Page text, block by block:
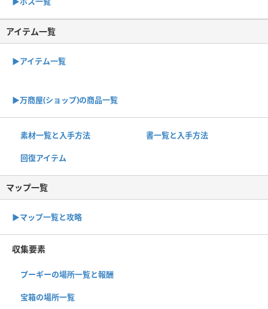
アイテム一覧
▶アイテム一覧
▶︎万商屋(ショップ)の商品一覧
素材一覧と入手方法 書一覧と入手方法
回復アイテム
マップ一覧
▶︎マップ一覧と攻略
収集要素
プーギーの場所一覧と報酬
宝箱の場所一覧